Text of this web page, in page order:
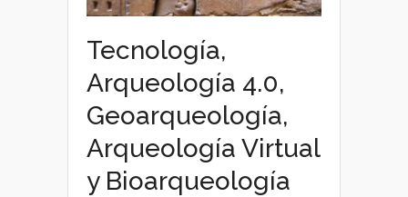
Tecnología,
Arqueología 4.0,
Geoarqueología,
Arqueología Virtual
y Bioarqueología